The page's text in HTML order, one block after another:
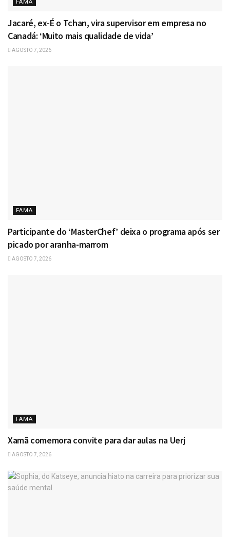
FAMA
Jacaré, ex-É o Tchan, vira supervisor em empresa no
Canadá: ‘Muito mais qualidade de vida’
AGOSTO 7, 2026
FAMA
Participante do ‘MasterChef’ deixa o programa após ser
picado por aranha-marrom
AGOSTO 7, 2026
FAMA
Xamã comemora convite para dar aulas na Uerj
AGOSTO 7, 2026